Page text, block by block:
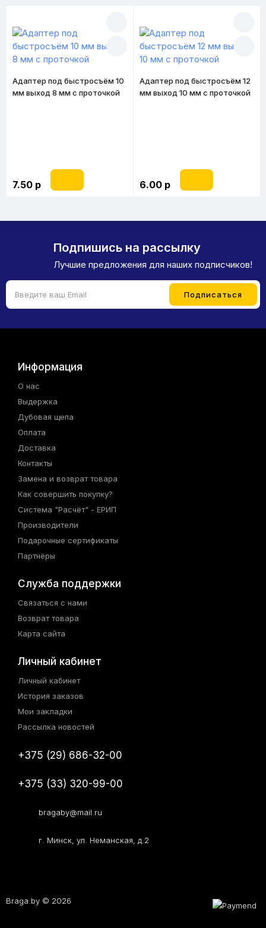
Адаптер под быстросъём 10
мм выход 8 мм с проточкой
7.50 р
Адаптер под быстросъём 12
мм выход 10 мм с проточкой
6.00 р
Подпишись на рассылку
Лучшие предложения для наших подписчиков!
Информация
О нас
Выдержка
Дубовая щепа
Оплата
Доставка
Контакты
Замена и возврат товара
Как совершить покупку?
Система "Расчёт" - ЕРИП
Производители
Подарочные сертификаты
Партнёры
Служба поддержки
Связаться с нами
Возврат товара
Карта сайта
Личный кабинет
Личный кабинет
История заказов
Мои закладки
Рассылка новостей
+375 (29) 686-32-00
+375 (33) 320-99-00
bragaby@mail.ru
г. Минск, ул. Неманская, д.2
Braga.by © 2026